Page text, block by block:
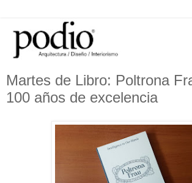
Martes de Libro: Poltrona
100 años de excelencia